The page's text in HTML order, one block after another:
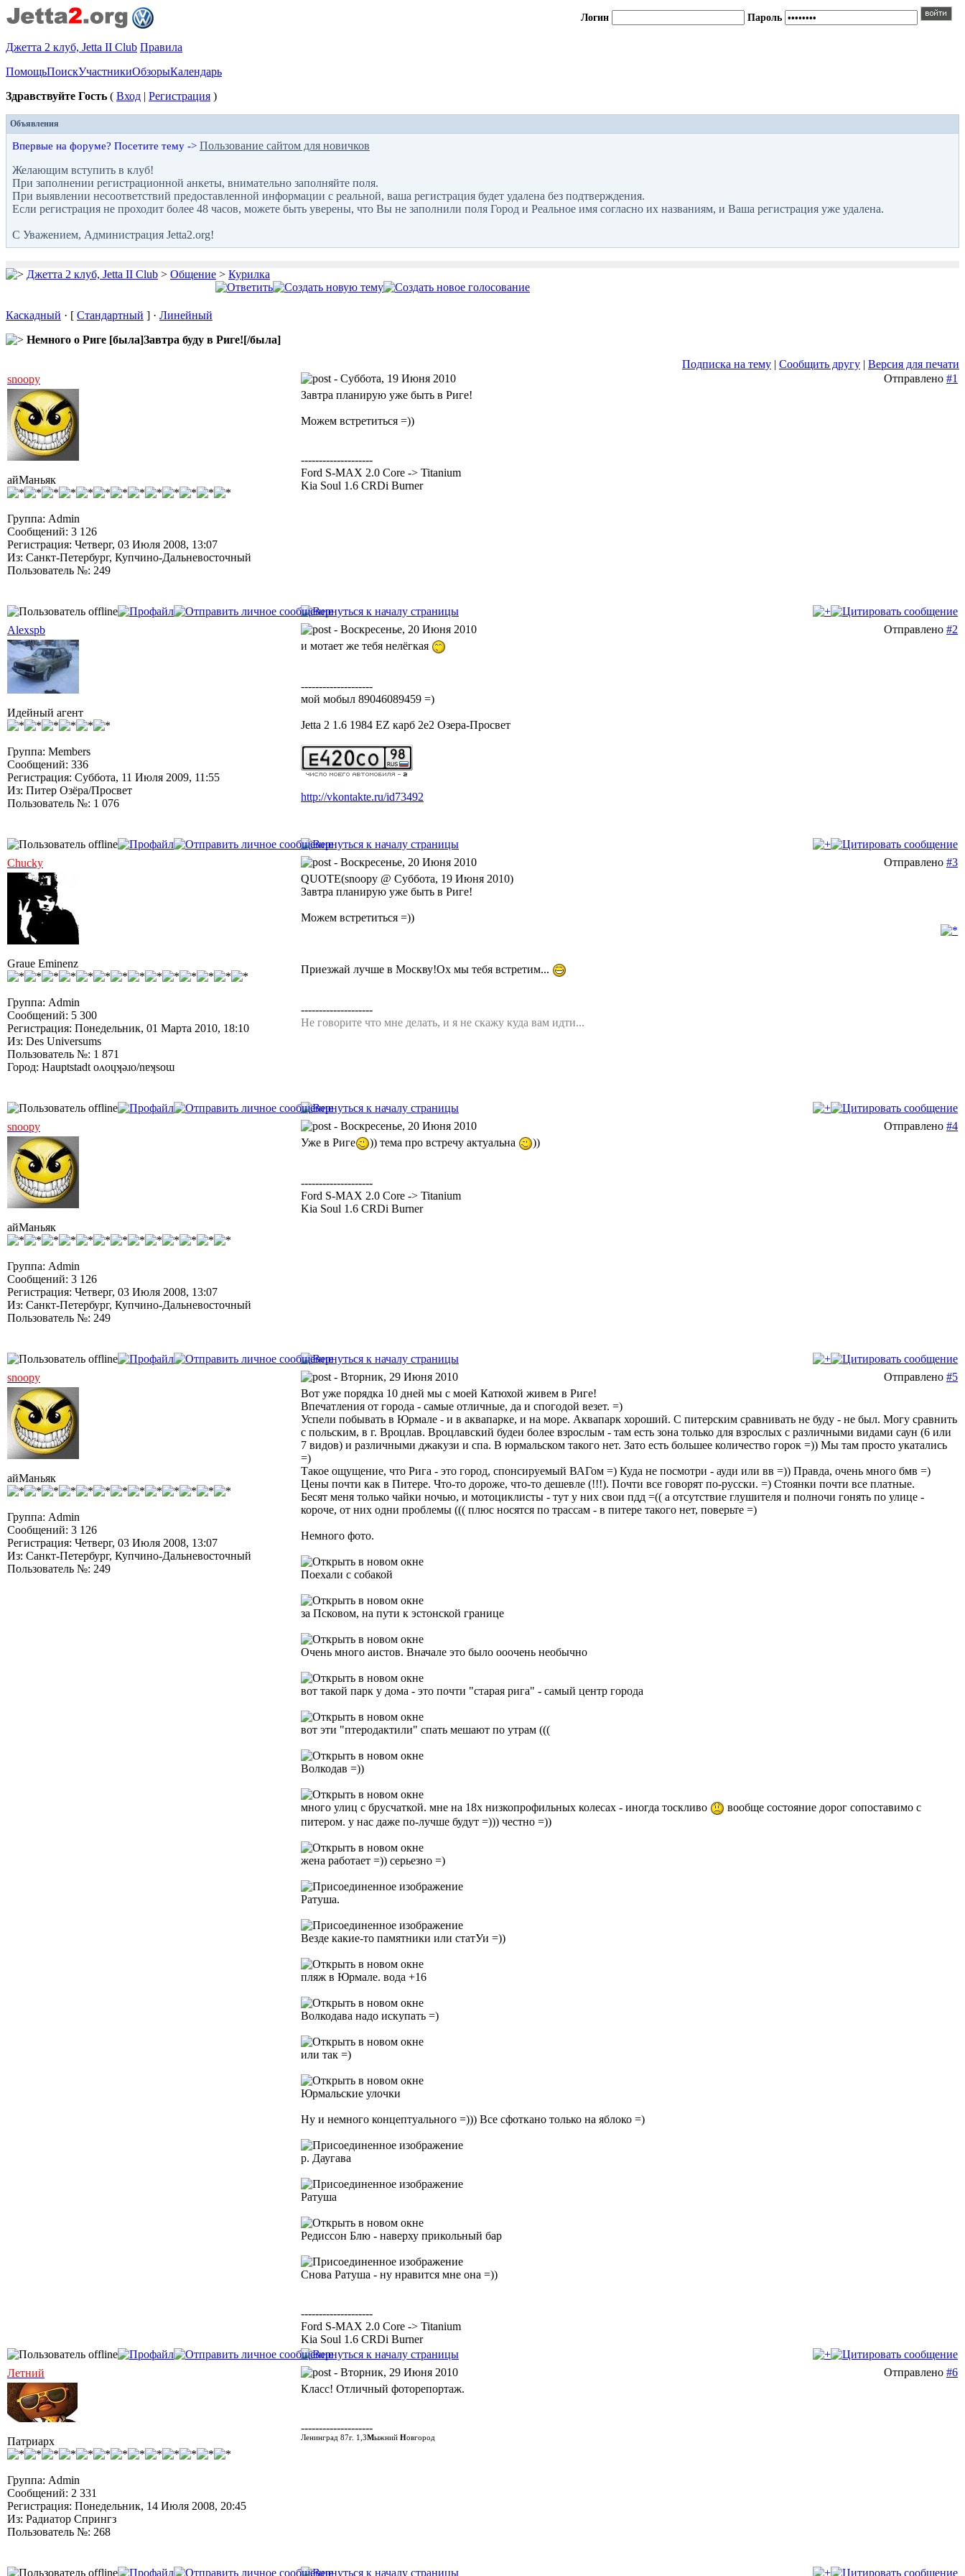
Логин Пароль
Джетта 2 клуб, Jetta II Club Правила
ПомощьПоискУчастникиОбзорыКалендарь
Здравствуйте Гость ( Вход | Регистрация )
Объявления
Впервые на форуме? Посетите тему -> Пользование сайтом для новичков
Желающим вступить в клуб!
При заполнении регистрационной анкеты, внимательно заполняйте поля.
При выявлении несоответствий предоставленной информации с реальной, ваша регистрация будет удалена без подтверждения.
Если регистрация не проходит более 48 часов, можете быть уверены, что Вы не заполнили поля Город и Реальное имя согласно их названиям, и Ваша регистрация уже удалена.
С Уважением, Администрация Jetta2.org!
Джетта 2 клуб, Jetta II Club > Общение > Курилка
Каскадный · [ Стандартный ] · Линейный
Немного о Риге [была]Завтра буду в Риге![/была]
Подписка на тему | Сообщить другу | Версия для печати
snoopy
- Суббота, 19 Июня 2010 Отправлено #1
айМаньяк
Группа: Admin
Сообщений: 3 126
Регистрация: Четверг, 03 Июля 2008, 13:07
Из: Санкт-Петербург, Купчино-Дальневосточный
Пользователь №: 249
Завтра планирую уже быть в Риге!
Можем встретиться =))
--------------------
Ford S-MAX 2.0 Core -> Titanium
Kia Soul 1.6 CRDi Burner
Alexspb - Воскресенье, 20 Июня 2010 Отправлено #2
Идейный агент
Группа: Members
Сообщений: 336
Регистрация: Суббота, 11 Июля 2009, 11:55
Из: Питер Озёра/Просвет
Пользователь №: 1 076
и мотает же тебя нелёгкая
--------------------
мой мобыл 89046089459 =)
Jetta 2 1.6 1984 EZ карб 2е2 Озера-Просвет
http://vkontakte.ru/id73492
Chucky - Воскресенье, 20 Июня 2010 Отправлено #3
Graue Eminenz
Группа: Admin
Сообщений: 5 300
Регистрация: Понедельник, 01 Марта 2010, 18:10
Из: Des Universums
Пользователь №: 1 871
Город: Hauptstadt oʌoɥʞǝɹo/nɐʞsoɯ
QUOTE(snoopy @ Суббота, 19 Июня 2010)
Завтра планирую уже быть в Риге!
Можем встретиться =))
Приезжай лучше в Москву!Ох мы тебя встретим...
--------------------
Не говорите что мне делать, и я не скажу куда вам идти...
snoopy - Воскресенье, 20 Июня 2010 Отправлено #4
айМаньяк
Группа: Admin
Сообщений: 3 126
Регистрация: Четверг, 03 Июля 2008, 13:07
Из: Санкт-Петербург, Купчино-Дальневосточный
Пользователь №: 249
Уже в Риге )) тема про встречу актуальна ))
--------------------
Ford S-MAX 2.0 Core -> Titanium
Kia Soul 1.6 CRDi Burner
snoopy - Вторник, 29 Июня 2010 Отправлено #5
айМаньяк
Группа: Admin
Сообщений: 3 126
Регистрация: Четверг, 03 Июля 2008, 13:07
Из: Санкт-Петербург, Купчино-Дальневосточный
Пользователь №: 249
Вот уже порядка 10 дней мы с моей Катюхой живем в Риге!
Впечатления от города - самые отличные, да и спогодой везет. =)
Успели побывать в Юрмале - и в аквапарке, и на море. Аквапарк хороший. С питерским сравнивать не буду - не был. Могу сравнить
с польским, в г. Вроцлав. Вроцлавский будеи более взрослым - там есть зона только для взрослых с различными видами саун (6 или
7 видов) и различными джакузи и спа. В юрмальском такого нет. Зато есть большее количество горок =)) Мы там просто укатались
=)
Такое ощущение, что Рига - это город, спонсируемый ВАГом =) Куда не посмотри - ауди или вв =)) Правда, очень много бмв =)
Цены почти как в Питере. Что-то дороже, что-то дешевле (!!!). Почти все говорят по-русски. =) Стоянки почти все платные.
Бесят меня только чайки ночью, и мотоциклисты - тут у них свои пдд =(( а отсутствие глушителя и полночи гонять по улице -
короче, от них одни проблемы ((( плюс носятся по трассам - в питере такого нет, поверьте =)
Немного фото.
Поехали с собакой
за Псковом, на пути к эстонской границе
Очень много аистов. Вначале это было ооочень необычно
вот такой парк у дома - это почти "старая рига" - самый центр города
вот эти "птеродактили" спать мешают по утрам (((
Волкодав =))
много улиц с брусчаткой. мне на 18х низкопрофильных колесах - иногда тоскливо
вообще состояние дорог сопоставимо с
питером. у нас даже по-лучше будут =))) честно =))
жена работает =)) серьезно =)
Ратуша.
Везде какие-то памятники или статУи =))
пляж в Юрмале. вода +16
Волкодава надо искупать =)
или так =)
Юрмальские улочки
Ну и немного концептуального =))) Все сфоткано только на яблоко =)
р. Даугава
Ратуша
Редиссон Блю - наверху прикольный бар
Снова Ратуша - ну нравится мне она =))
--------------------
Ford S-MAX 2.0 Core -> Titanium
Kia Soul 1.6 CRDi Burner
Летний - Вторник, 29 Июня 2010 Отправлено #6
Патриарх
Группа: Admin
Сообщений: 2 331
Регистрация: Понедельник, 14 Июля 2008, 20:45
Из: Радиатор Спрингз
Пользователь №: 268
Класс! Отличный фоторепортаж.
--------------------
Ленинград 87г. 1,3Мыжний Новгород